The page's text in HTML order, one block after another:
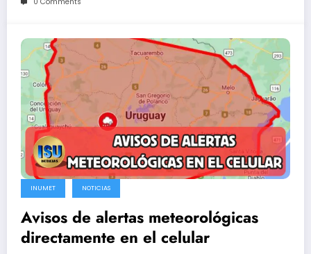
INUMET NOTICIAS
Avisos de alertas meteorológicas
directamente en el celular